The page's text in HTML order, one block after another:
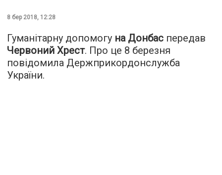
8 бер 2018, 12:28
Гуманітарну допомогу на Донбас передав
Червоний Хрест. Про це 8 березня
повідомила Держприкордонслужба
України.